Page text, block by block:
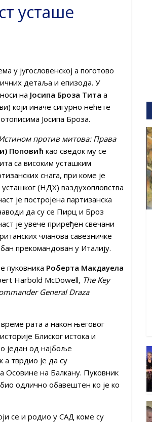
усташе
у југословенској а поготово
детаља и епизода. У
на Јосипа Броза Тита а
који иначе сигурно нећете
Јосипа Броза.
против митова: Права
Поповић као сведок му се
са високим усташким
снага, при коме је
(НДХ) ваздухопловства
је постројена партизанска
да су се Пирц и Броз
је увече приређен свечани
чланова савезничке
прекомандован у Италију.
пуковника Роберта Макдауела
Harbold McDowell, The Key
General Draza
рата а након његовог
Блиског истока и
један од најбоље
а тврдио је да су
Осовине на Балкану. Пуковник
одлично обавештен ко је ко
се и родио у САД коме су